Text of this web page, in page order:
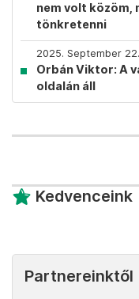
nem volt közöm,
tönkretenni
2025. September
Orbán Viktor: A
oldalán áll
Kedvenceink
Partnereinktől